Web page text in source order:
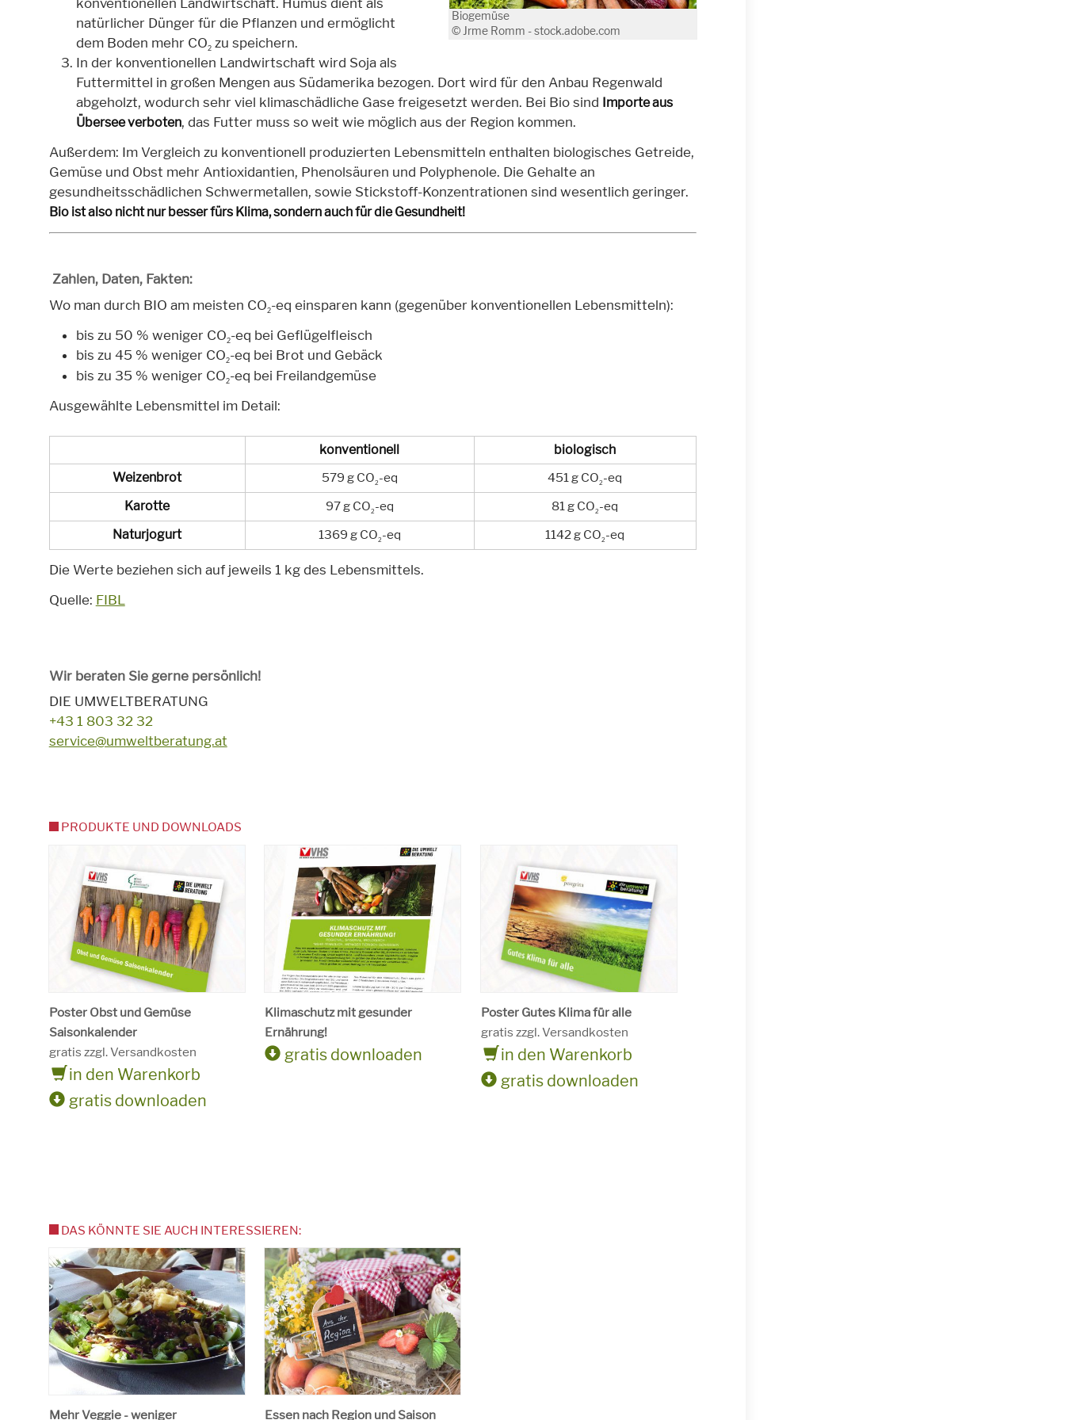
Biogemüse
© Jrme Romm - stock.adobe.com
natürlicher Dünger für die Pflanzen und ermöglicht
dem Boden mehr CO2zu speichern.
In der konventionellen Landwirtschaft wird Soja als
Futtermittel in großen Mengen aus Südamerika bezogen. Dort wird für den Anbau Regenwald
abgeholzt, wodurch sehr viel klimaschädliche Gase freigesetzt werden. Bei Bio sind Importe aus
Übersee verboten, das Futter muss so weit wie möglich aus der Region kommen.
Außerdem: Im Vergleich zu konventionell produzierten Lebensmitteln enthalten biologisches Getreide,
Gemüse und Obst mehr Antioxidantien, Phenolsäuren und Polyphenole. Die Gehalte an
gesundheitsschädlichen Schwermetallen, sowie Stickstoff-Konzentrationen sind wesentlich geringer.
Bio ist also nicht nur besser fürs Klima, sondern auch für die Gesundheit!
Zahlen, Daten, Fakten:
Wo man durch BIO am meisten CO2-eq einsparen kann (gegenüber konventionellen Lebensmitteln):
bis zu 50 % weniger CO2-eq bei Geflügelfleisch
bis zu 45 % weniger CO2-eq bei Brot und Gebäck
bis zu 35 % weniger CO2-eq bei Freilandgemüse
Ausgewählte Lebensmittel im Detail:
konventionell
biologisch
Weizenbrot
579 g CO2 -eq 451 g CO2 -eq
Karotte
97 g CO2 -eq 81 g CO2 -eq
Naturjogurt
1369 g CO2 -eq 1142 g CO2 -eq
Die Werte beziehen sich auf jeweils 1 kg des Lebensmittels.
Quelle: FIBL
Wir beraten Sie gerne persönlich!
DIE UMWELTBERATUNG
+43 1 803 32 32
service@umweltberatung.at
PRODUKTE UND DOWNLOADS
Poster Obst und Gemüse
Saisonkalender
gratis zzgl. Versandkosten
in den Warenkorb
gratis downloaden
Klimaschutz mit gesunder
Ernährung!
gratis downloaden
Poster Gutes Klima für alle
gratis zzgl. Versandkosten
in den Warenkorb
gratis downloaden
DAS KÖNNTE SIE AUCH INTERESSIEREN:
Mehr Veggie - weniger
Essen nach Region und Saison